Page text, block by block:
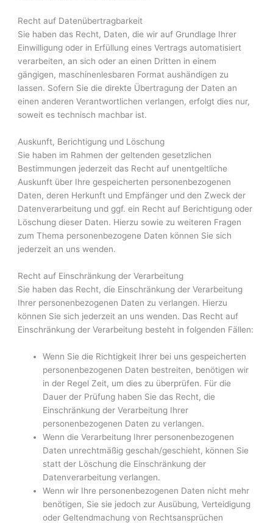
Recht auf Daten­übertrag­barkeit
Sie haben das Recht, Daten, die wir auf Grundlage Ihrer
Einwilligung oder in Erfüllung eines Vertrags automatisiert
verarbeiten, an sich oder an einen Dritten in einem
gängigen, maschinenlesbaren Format aushändigen zu
lassen. Sofern Sie die direkte Übertragung der Daten an
einen anderen Verantwortlichen verlangen, erfolgt dies nur,
soweit es technisch machbar ist.
Auskunft, Berichtigung und Löschung
Sie haben im Rahmen der geltenden gesetzlichen
Bestimmungen jederzeit das Recht auf unentgeltliche
Auskunft über Ihre gespeicherten personenbezogenen
Daten, deren Herkunft und Empfänger und den Zweck der
Datenverarbeitung und ggf. ein Recht auf Berichtigung oder
Löschung dieser Daten. Hierzu sowie zu weiteren Fragen
zum Thema personenbezogene Daten können Sie sich
jederzeit an uns wenden.
Recht auf Einschränkung der Verarbeitung
Sie haben das Recht, die Einschränkung der Verarbeitung
Ihrer personenbezogenen Daten zu verlangen. Hierzu
können Sie sich jederzeit an uns wenden. Das Recht auf
Einschränkung der Verarbeitung besteht in folgenden Fällen:
Wenn Sie die Richtigkeit Ihrer bei uns gespeicherten
personenbezogenen Daten bestreiten, benötigen wir
in der Regel Zeit, um dies zu überprüfen. Für die
Dauer der Prüfung haben Sie das Recht, die
Einschränkung der Verarbeitung Ihrer
personenbezogenen Daten zu verlangen.
Wenn die Verarbeitung Ihrer personenbezogenen
Daten unrechtmäßig geschah/geschieht, können Sie
statt der Löschung die Einschränkung der
Datenverarbeitung verlangen.
Wenn wir Ihre personenbezogenen Daten nicht mehr
benötigen, Sie sie jedoch zur Ausübung, Verteidigung
oder Geltendmachung von Rechtsansprüchen